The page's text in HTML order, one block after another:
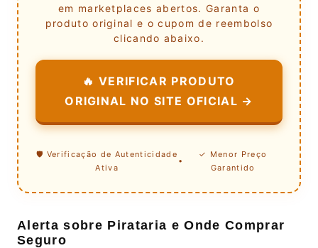
em marketplaces abertos. Garanta o
produto original e o cupom de reembolso
clicando abaixo.
🔥 VERIFICAR PRODUTO
ORIGINAL NO SITE OFICIAL →
🛡️ Verificação de Autenticidade
Ativa
•
✓ Menor Preço
Garantido
Alerta sobre Pirataria e Onde Comprar
Seguro